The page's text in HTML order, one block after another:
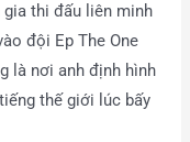
gia thi đấu liên minh
đội Ep The One
là nơi anh định hình
thế giới lúc bấy